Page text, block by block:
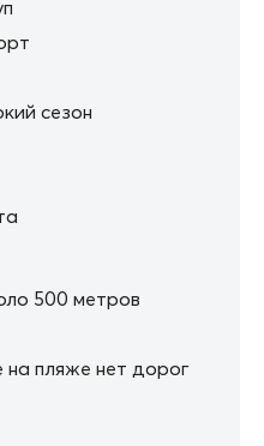
сезон
500 метров
на пляже нет дорог